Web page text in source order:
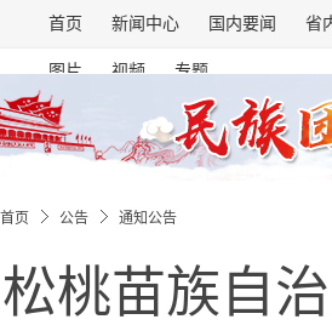
首页 新闻中心 国内要闻 省
图片 视频 专题
首页 公告 通知公告
松桃苗族自